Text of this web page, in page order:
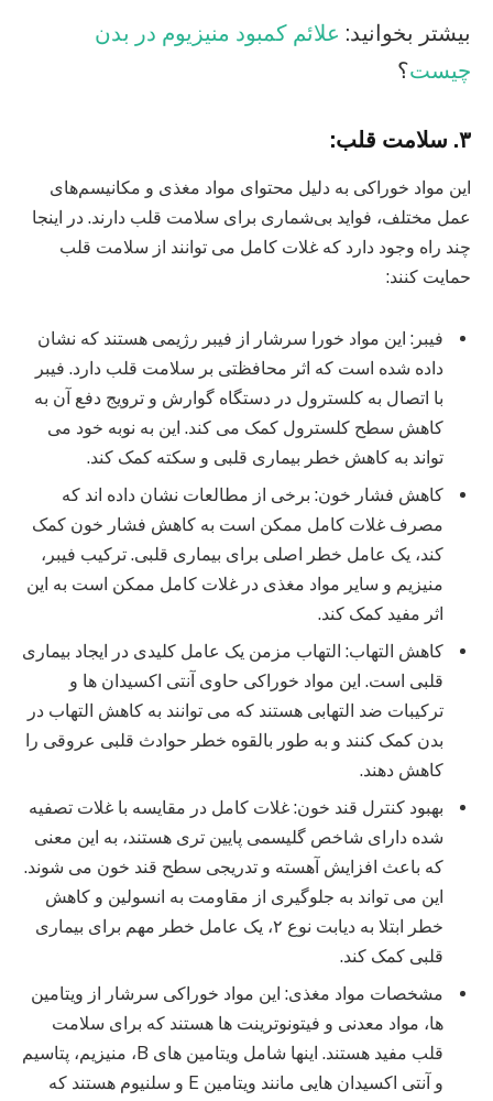
بیشتر بخوانید: علائم کمبود منیزیوم در بدن
چیست؟
۳. سلامت قلب:
این مواد خوراکی به دلیل محتوای مواد مغذی و مکانیسم‌های
عمل مختلف، فواید بی‌شماری برای سلامت قلب دارند. در اینجا
چند راه وجود دارد که غلات کامل می توانند از سلامت قلب
حمایت کنند:
فیبر: این مواد خورا سرشار از فیبر رژیمی هستند که نشان
داده شده است که اثر محافظتی بر سلامت قلب دارد. فیبر
با اتصال به کلسترول در دستگاه گوارش و ترویج دفع آن به
کاهش سطح کلسترول کمک می کند. این به نوبه خود می
تواند به کاهش خطر بیماری قلبی و سکته کمک کند.
کاهش فشار خون: برخی از مطالعات نشان داده اند که
مصرف غلات کامل ممکن است به کاهش فشار خون کمک
کند، یک عامل خطر اصلی برای بیماری قلبی. ترکیب فیبر،
منیزیم و سایر مواد مغذی در غلات کامل ممکن است به این
اثر مفید کمک کند.
کاهش التهاب: التهاب مزمن یک عامل کلیدی در ایجاد بیماری
قلبی است. این مواد خوراکی حاوی آنتی اکسیدان ها و
ترکیبات ضد التهابی هستند که می توانند به کاهش التهاب در
بدن کمک کنند و به طور بالقوه خطر حوادث قلبی عروقی را
کاهش دهند.
بهبود کنترل قند خون: غلات کامل در مقایسه با غلات تصفیه
شده دارای شاخص گلیسمی پایین تری هستند، به این معنی
که باعث افزایش آهسته و تدریجی سطح قند خون می شوند.
این می تواند به جلوگیری از مقاومت به انسولین و کاهش
خطر ابتلا به دیابت نوع ۲، یک عامل خطر مهم برای بیماری
قلبی کمک کند.
مشخصات مواد مغذی: این مواد خوراکی سرشار از ویتامین
ها، مواد معدنی و فیتونوترینت ها هستند که برای سلامت
قلب مفید هستند. اینها شامل ویتامین های B، منیزیم، پتاسیم
و آنتی اکسیدان هایی مانند ویتامین E و سلنیوم هستند که